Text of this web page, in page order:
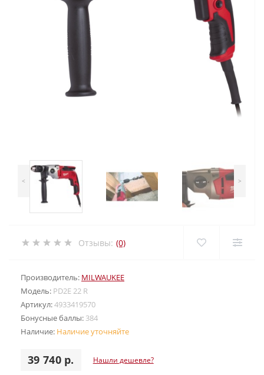
< >
Отзывы: (0)
Производитель: MILWAUKEE
Модель: PD2E 22 R
Артикул:4933419570
Бонусные баллы: 384
Наличие: Наличие уточняйте
39 740 р. Нашли дешевле?